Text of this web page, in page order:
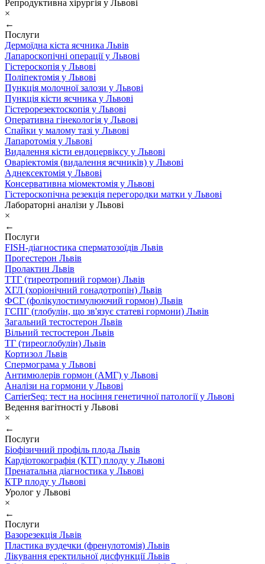
Репродуктивна хірургія у Львові
×
←
Послуги
Дермоїдна кіста яєчника Львів
Лапароскопічні операції у Львові
Гістероскопія у Львові
Поліпектомія у Львові
Пункція молочної залози у Львові
Пункція кісти яєчника у Львові
Гістерорезектоскопія у Львові
Оперативна гінекологія у Львові
Спайки у малому тазі у Львові
Лапаротомія у Львові
Видалення кісти ендоцервіксу у Львові
Оваріектомія (видалення яєчників) у Львові
Аднексектомія у Львові
Консервативна міомектомія у Львові
Гістероскопічна резекція перегородки матки у Львові
Лабораторні аналізи у Львові
×
←
Послуги
FISH-діагностика сперматозоїдів Львів
Прогестерон Львів
Пролактин Львів
ТТГ (тиреотропний гормон) Львів
ХГЛ (хоріонічний гонадотропін) Львів
ФСГ (фолікулостимулюючий гормон) Львів
ГСПГ (глобулін, що зв'язує статеві гормони) Львів
Загальний тестостерон Львів
Вільний тестостерон Львів
ТГ (тиреоглобулін) Львів
Кортизол Львів
Спермограма у Львові
Антимюлерів гормон (АМГ) у Львові
Аналізи на гормони у Львові
CarrierSeq: тест на носіння генетичної патології у Львові
Ведення вагітності у Львові
×
←
Послуги
Біофізичний профіль плода Львів
Кардіотокографія (КТГ) плоду у Львові
Пренатальна діагностика у Львові
КТР плоду у Львові
Уролог у Львові
×
←
Послуги
Вазорезекція Львів
Пластика вуздечки (френулотомія) Львів
Лікування еректильної дисфункції Львів